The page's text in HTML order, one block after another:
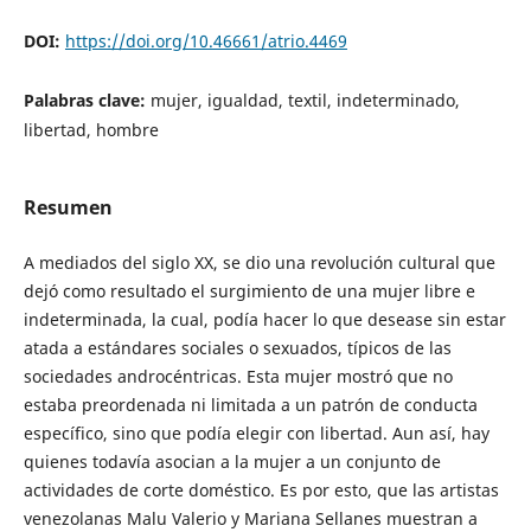
DOI: https://doi.org/10.46661/atrio.4469
Palabras clave: mujer, igualdad, textil, indeterminado,
libertad, hombre
Resumen
A mediados del siglo XX, se dio una revolución cultural que
dejó como resultado el surgimiento de una mujer libre e
indeterminada, la cual, podía hacer lo que desease sin estar
atada a estándares sociales o sexuados, típicos de las
sociedades androcéntricas. Esta mujer mostró que no
estaba preordenada ni limitada a un patrón de conducta
específico, sino que podía elegir con libertad. Aun así, hay
quienes todavía asocian a la mujer a un conjunto de
actividades de corte doméstico. Es por esto, que las artistas
venezolanas Malu Valerio y Mariana Sellanes muestran a